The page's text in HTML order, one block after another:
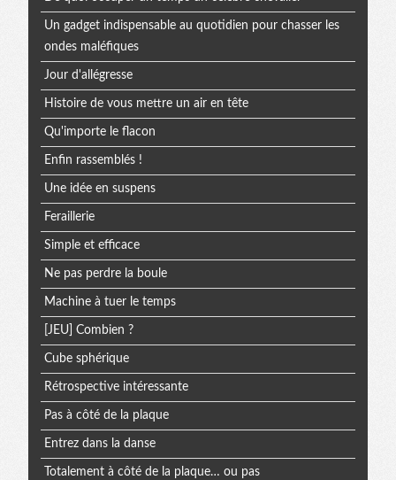
Un gadget indispensable au quotidien pour chasser les
ondes maléfiques
Jour d'allégresse
Histoire de vous mettre un air en tête
Qu'importe le flacon
Enfin rassemblés !
Une idée en suspens
Feraillerie
Simple et efficace
Ne pas perdre la boule
Machine à tuer le temps
[JEU] Combien ?
Cube sphérique
Rétrospective intéressante
Pas à côté de la plaque
Entrez dans la danse
Totalement à côté de la plaque… ou pas